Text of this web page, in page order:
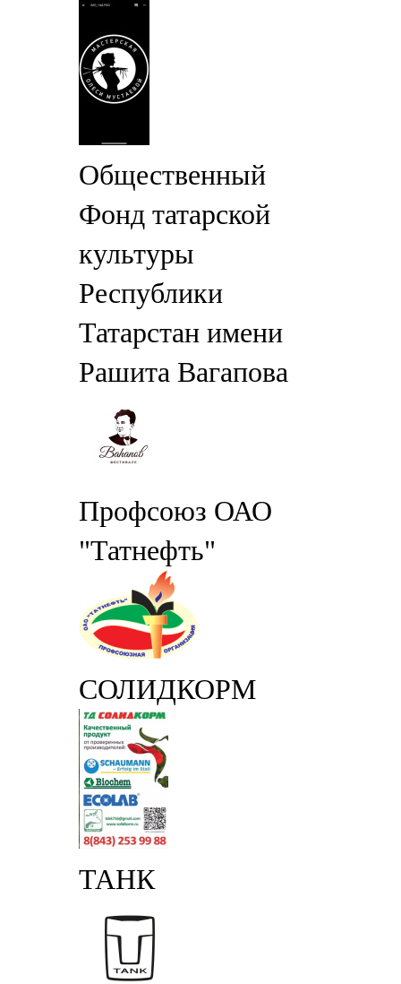
Общественный
Фонд татарской
культуры
Республики
Татарстан имени
Рашита Вагапова
Профсоюз ОАО
"Татнефть"
СОЛИДКОРМ
ТАНК